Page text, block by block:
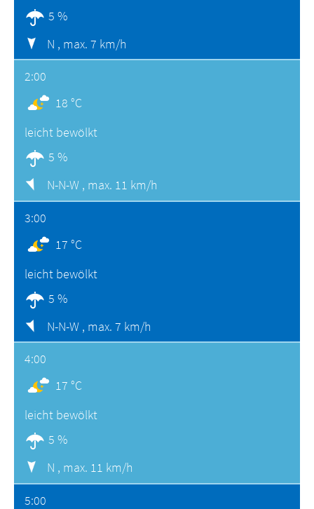
5 %
N , max. 7 km/h
2:00
18 °C
leicht bewölkt
5 %
N-N-W , max. 11 km/h
3:00
17 °C
leicht bewölkt
5 %
N-N-W , max. 7 km/h
4:00
17 °C
leicht bewölkt
5 %
N , max. 11 km/h
5:00